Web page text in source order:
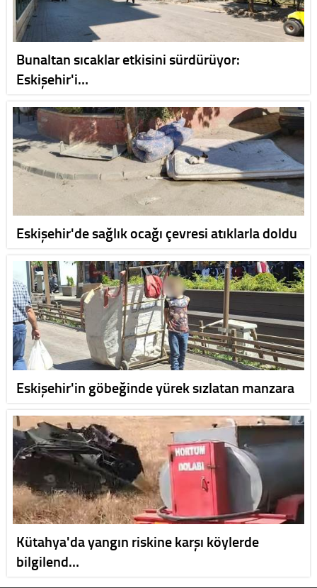
Bunaltan sıcaklar etkisini sürdürüyor:
Eskişehir'i…
Eskişehir'de sağlık ocağı çevresi atıklarla doldu
Eskişehir'in göbeğinde yürek sızlatan manzara
Kütahya'da yangın riskine karşı köylerde
bilgilend…